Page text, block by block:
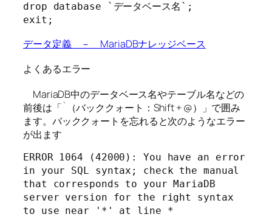
drop database `データベース名`;
exit;
データ定義 － MariaDBナレッジベース
よくあるエラー
MariaDB中のデータベース名やテーブル名などの
前後は「`（バッククォート：Shift + @）」で囲み
ます。バッククォートを忘れると次のようなエラー
が出ます
ERROR 1064 (42000): You have an error
in your SQL syntax; check the manual
that corresponds to your MariaDB
server version for the right syntax
to use near '*' at line *